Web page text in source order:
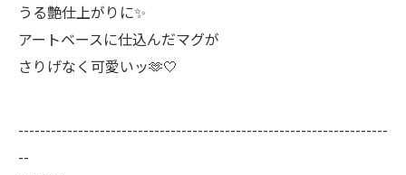
うる艶仕上がりに✨
アートベースに仕込んだマグが
さりげなく可愛いッ🫶‎🤍
--------------------------------------------------------------------
--